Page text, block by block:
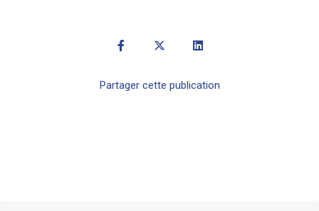
Partager cette publication